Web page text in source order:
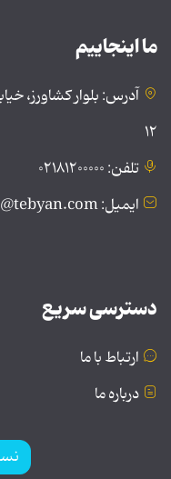
ما اینجاییم
آدرس: بلوار کشاورز،
۱۲
تلفن: ۰۲۱۸۱۲۰۰۰۰۰
ایمیل: public@tebyan.com
دسترسی سریع
ارتباط با ما
درباره ما